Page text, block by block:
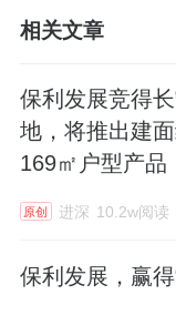
相关文章
保利发展竞得
地，将推出建
169㎡户型产品
原创 进深 10.2w阅读
保利发展，赢得